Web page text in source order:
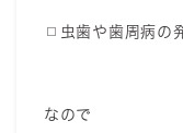
◻︎虫歯や歯周病の
なので